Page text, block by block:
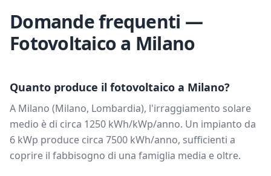
Domande frequenti —
Fotovoltaico a Milano
Quanto produce il fotovoltaico a Milano?
A Milano (Milano, Lombardia), l'irraggiamento solare
medio è di circa 1250 kWh/kWp/anno. Un impianto da
6 kWp produce circa 7500 kWh/anno, sufficienti a
coprire il fabbisogno di una famiglia media e oltre.